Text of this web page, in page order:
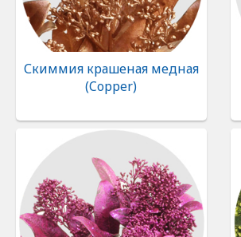
Скиммия крашеная медная
(Copper)